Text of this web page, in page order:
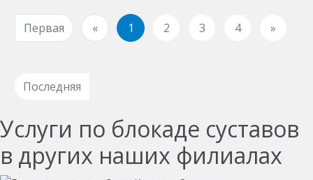
Первая « 1 2 3 4 »
Последняя
Услуги по блокаде суставов
в других наших филиалах